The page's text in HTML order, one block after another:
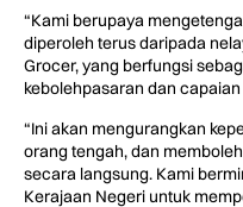
“Kami berupaya
diperoleh terus daripada
Grocer, yang berfungsi
kebolehpasaran dan
“Ini akan mengurangkan
orang tengah, dan
secara langsung. Kami
Kerajaan Negeri untuk